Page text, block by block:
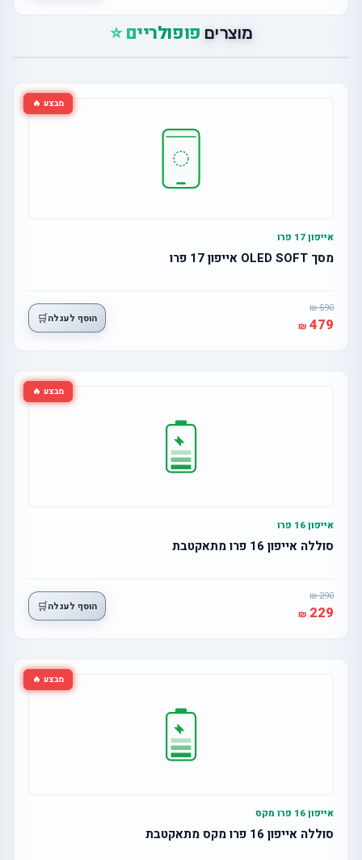
מוצרים פופולריים ⭐
מבצע 🔥
אייפון 17 פרו
מסך OLED SOFT אייפון 17 פרו
590
479 הוסף לעגלה🛒
מבצע 🔥
אייפון 16 פרו
סוללה אייפון 16 פרו מתאקטבת
290
229 הוסף לעגלה🛒
מבצע 🔥
אייפון 16 פרו מקס
סוללה אייפון 16 פרו מקס מתאקטבת